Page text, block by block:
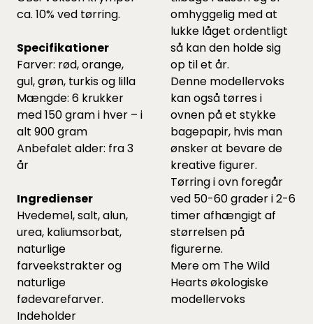
ca. 10% ved tørring.
Specifikationer
Farver: rød, orange,
gul, grøn, turkis og lilla
Mængde: 6 krukker
med 150 gram i hver – i
alt 900 gram
Anbefalet alder: fra 3
år
Ingredienser
Hvedemel, salt, alun,
urea, kaliumsorbat,
naturlige
farveekstrakter og
naturlige
fødevarefarver.
Indeholder
omhyggelig med at
lukke låget ordentligt
så kan den holde sig
op til et år.
Denne modellervoks
kan også tørres i
ovnen på et stykke
bagepapir, hvis man
ønsker at bevare de
kreative figurer.
Tørring i ovn foregår
ved 50-60 grader i 2-6
timer afhængigt af
størrelsen på
figurerne.
Mere om The Wild
Hearts økologiske
modellervoks